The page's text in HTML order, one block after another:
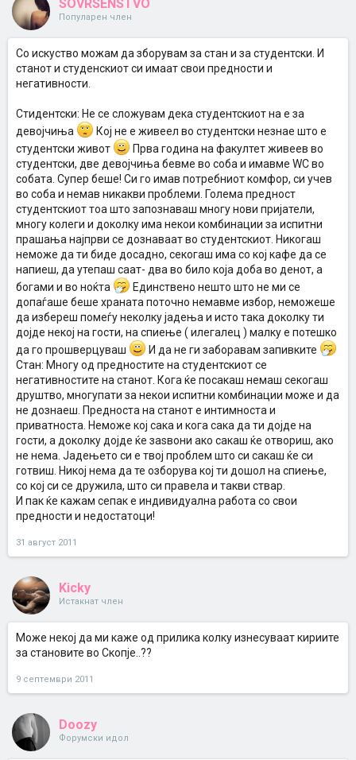
SOVRSENSTVO
Популарен член
Со искуство можам да зборувам за стан и за студентски. И
станот и студенскиот си имаат свои предности и
негативности.
Стидентски: Не се сложувам дека студентскиот на е за
девојчиња
Кој не е живеел во студентски незнае што е
студентски живот
Прва година на факултет живеев во
студентски, две девојчиња бевме во соба и имавме WC во
собата. Супер беше! Си го имав потребниот комфор, си учев
во соба и немав никакви проблеми. Голема предност
студентскиот тоа што запознаваш многу нови пријатели,
многу колеги и доколку има некои комбинации за испитни
прашања најпрви се дознаваат во студентскиот. Никогаш
неможе да ти биде досадно, секогаш има со кој кафе да се
напиеш, да утепаш саат- два во било која доба во денот, а
богами и во ноќта
Единствено нешто што не ми се
допаѓаше беше храната поточно немавме избор, неможеше
да избереш помеѓу неколку јадења и исто така доколку ти
дојде некој на гости, на спиење ( илегалец ) малку е потешко
да го прошверцуваш
И да не ги заборавам запивките
Стан: Многу од предностите на студентскиот се
негативностите на станот. Кога ќе посакаш немаш секогаш
друштво, многупати за некои испитни комбинации може и да
не дознаеш. Предноста на станот е интимноста и
приватноста. Неможе кој сака и кога сака да ти дојде на
гости, а доколку дојде ќе заѕвони ако сакаш ќе отвориш, ако
не нема. Јадењето си е твој проблем што си сакаш ќе си
готвиш. Никој нема да те озборува кој ти дошол на спиење,
со кој си се дружила, што си правела и такви ствар.
И пак ќе кажам сепак е индивидуална работа со свои
предности и недостатоци!
31 август 2011
Kicky
Истакнат член
Може некој да ми каже од прилика колку изнесуваат кириите
за становите во Скопје..??
9 септември 2011
Doozy
Форумски идол